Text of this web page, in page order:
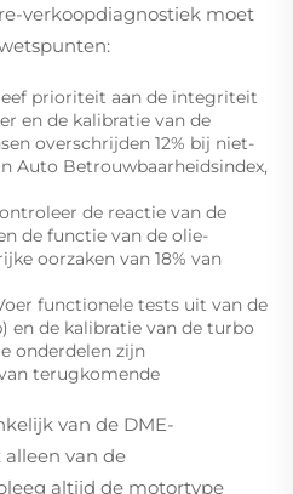
verkoopdiagnostiek moet
prioriteit aan de integriteit
en de kalibratie van de
overschrijden 12% bij niet-
Auto Betrouwbaarheidsindex,
de reactie van de
de functie van de olie-
oorzaken van 18% van
functionele tests uit van de
en de kalibratie van de turbo
onderdelen zijn
terugkomende
van de DME-
van de
altijd de motortype